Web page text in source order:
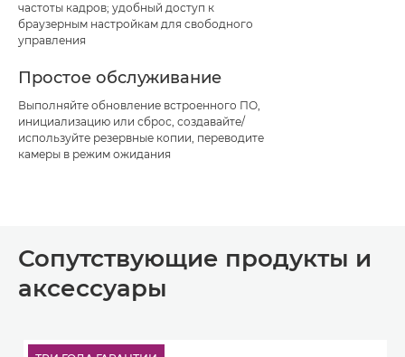
частоты кадров; удобный доступ к
браузерным настройкам для свободного
управления
Простое обслуживание
Выполняйте обновление встроенного ПО,
инициализацию или сброс, создавайте/
используйте резервные копии, переводите
камеры в режим ожидания
Сопутствующие продукты и
аксессуары